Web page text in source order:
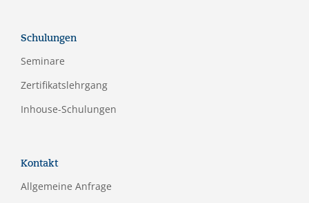
Schulungen
Seminare
Zertifikatslehrgang
Inhouse-Schulungen
Kontakt
Allgemeine Anfrage